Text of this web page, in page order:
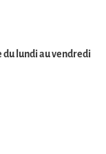
du lundi au vendredi